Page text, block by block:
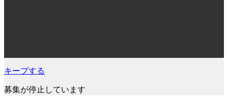
キープする
募集が停止しています